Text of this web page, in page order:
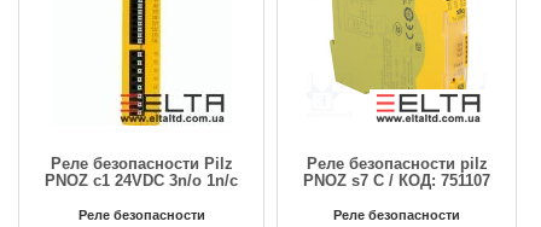
Реле безопасности Pilz
PNOZ c1 24VDC 3n/o 1n/c
Реле безопасности
Реле безопасности pilz
PNOZ s7 C / КОД: 751107
Реле безопасности